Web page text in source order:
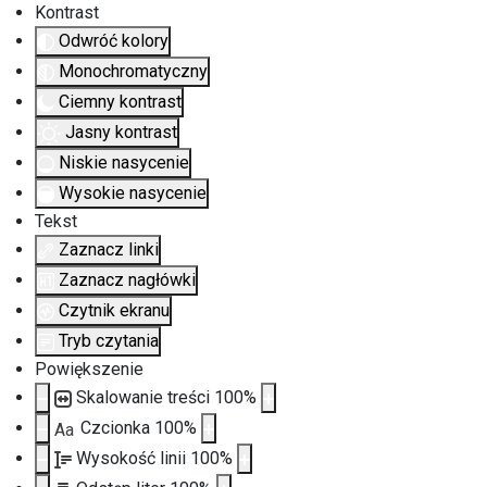
Kontrast
Odwróć kolory
Monochromatyczny
Ciemny kontrast
Jasny kontrast
Niskie nasycenie
Wysokie nasycenie
Tekst
Zaznacz linki
Zaznacz nagłówki
Czytnik ekranu
Tryb czytania
Powiększenie
Skalowanie treści 100%
Aa Czcionka 100%
Wysokość linii 100%